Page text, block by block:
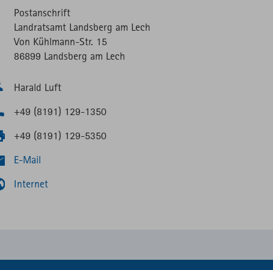
Postanschrift
Landratsamt Landsberg am Lech
Von Kühlmann-Str. 15
86899 Landsberg am Lech
Harald Luft
+49 (8191) 129-1350
+49 (8191) 129-5350
E-Mail
Internet